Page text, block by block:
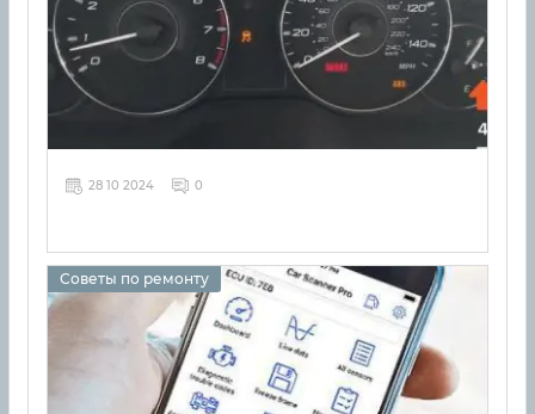
28 10 2024 0
Советы по ремонту